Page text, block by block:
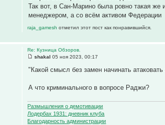
Так вот, в Сан-Марино была ровно такая
менеджером, а со всём активом Федерации
raja_gameshотметил этот пост как понравившийся.
Re: Кузница Обзоров.
shakal 05 ноя 2023, 00:17
"Какой смысл без замен начинать
А что криминального в вопросе Раджи?
Размышления о демотивации
Лодербах 1931: дневник клуба
Благодарность администрации